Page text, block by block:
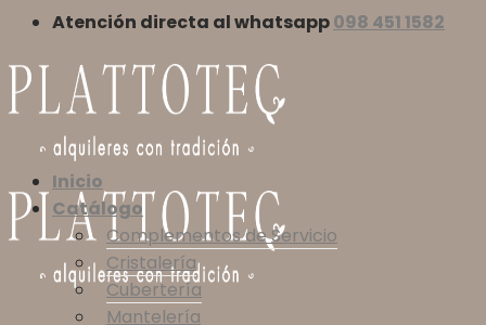
Atención directa al whatsapp098 451 1582
Inicio
Catálogo
Complementos de Servicio
Cristalería
Cubertería
Mantelería